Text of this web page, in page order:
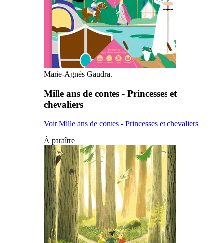
Marie-Agnès Gaudrat
Mille ans de contes - Princesses et
chevaliers
Voir Mille ans de contes - Princesses et chevaliers
À paraître